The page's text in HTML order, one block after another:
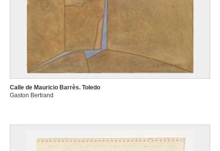
Calle de Mauricio Barrès. Toledo
Gaston Bertrand